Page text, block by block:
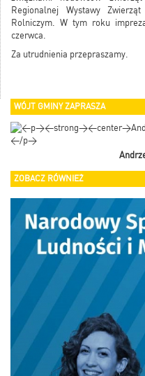
Regionalnej Wystawy
Rolniczym. W tym roku
czerwca.
Za utrudnienia przepraszamy.
WÓJT GMINY ZAPRASZA
ZOBACZ RÓWNIEŻ